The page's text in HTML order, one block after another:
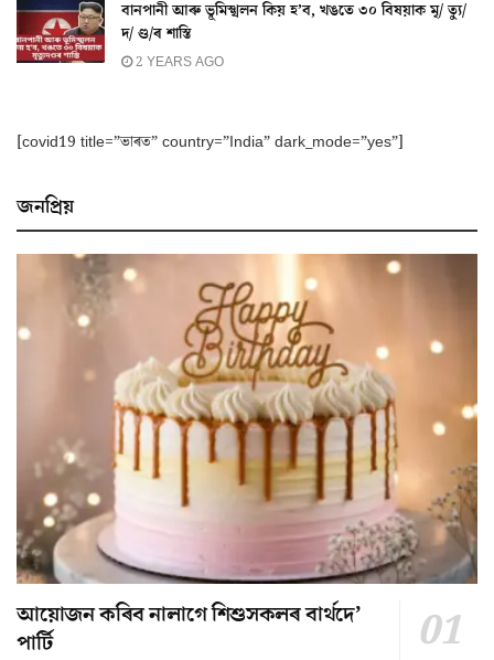
বানপানী আৰু ভূমিস্খলন কিয় হ’ব, খঙতে ৩০ বিষয়াক মৃ/ ত্যু/
দ/ ণ্ড/ৰ শাস্তি
2 YEARS AGO
[covid19 title=”ভাৰত” country=”India” dark_mode=”yes”]
জনপ্ৰিয়
আয়োজন কৰিব নালাগে শিশুসকলৰ বাৰ্থদে’
পাৰ্টি